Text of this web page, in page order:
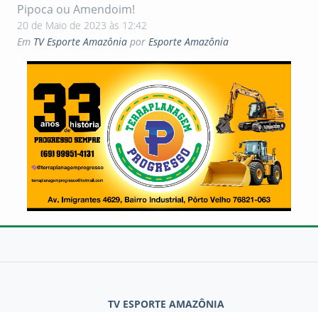
Pipoca ou Amendoim!
20 de Maio de 2023 às 12:42
Em TV Esporte Amazônia por Esporte Amazônia
TV ESPORTE AMAZÔNIA